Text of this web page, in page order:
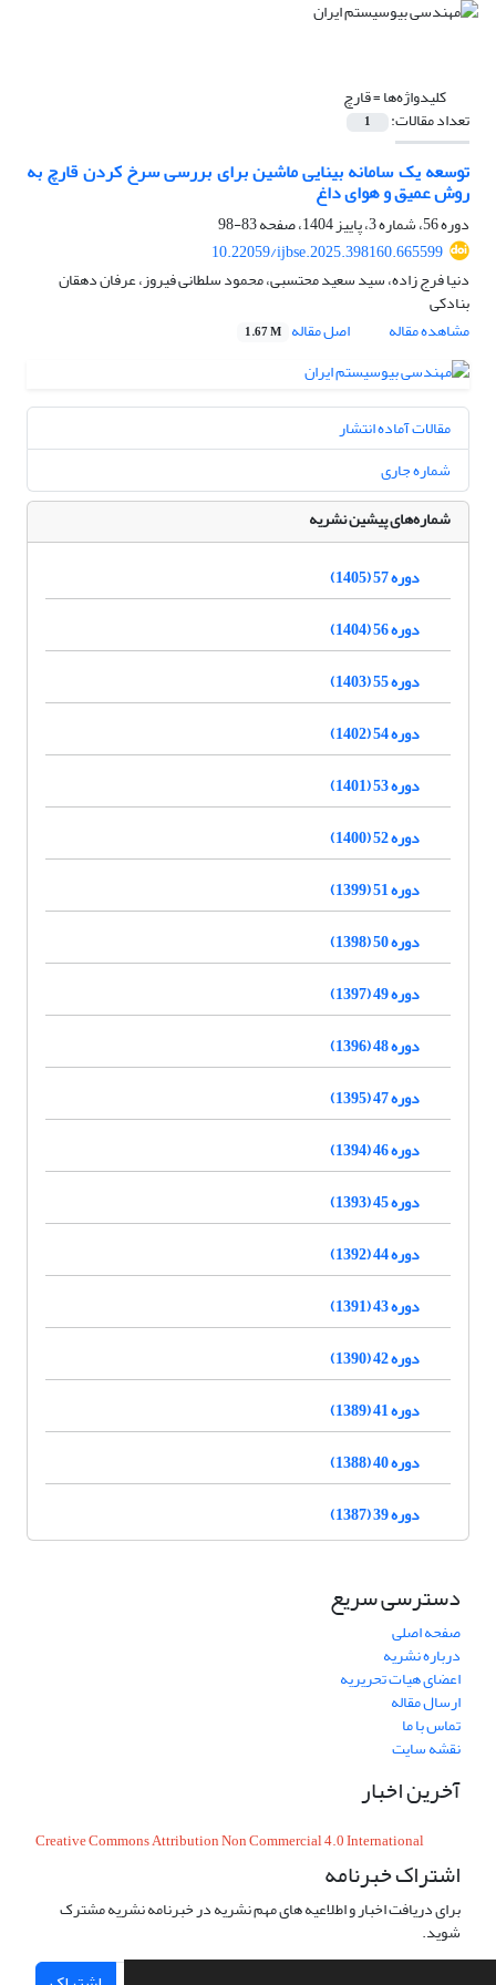
کلیدواژه‌ها =قارچ
تعداد مقالات: 1
توسعه یک سامانه بینایی ماشین برای بررسی سرخ کردن قارچ به
روش عمیق و هوای داغ
دوره 56، شماره 3، پاییز 1404، صفحه
83-98
10.22059/ijbse.2025.398160.665599
دنیا فرج زاده، سید سعید محتسبی، محمود سلطانی فیروز، عرفان دهقان
بنادکی
مشاهده مقاله
اصل مقاله 1.67 M
مقالات آماده انتشار
شماره جاری
شماره‌های پیشین نشریه
دوره 57 (1405)
دوره 56 (1404)
دوره 55 (1403)
دوره 54 (1402)
دوره 53 (1401)
دوره 52 (1400)
دوره 51 (1399)
دوره 50 (1398)
دوره 49 (1397)
دوره 48 (1396)
دوره 47 (1395)
دوره 46 (1394)
دوره 45 (1393)
دوره 44 (1392)
دوره 43 (1391)
دوره 42 (1390)
دوره 41 (1389)
دوره 40 (1388)
دوره 39 (1387)
دسترسی سریع
صفحه اصلی
درباره نشریه
اعضای هیات تحریریه
ارسال مقاله
تماس با ما
نقشه سایت
آخرین اخبار
Creative Commons Attribution Non Commercial 4.0 International
اشتراک خبرنامه
برای دریافت اخبار و اطلاعیه های مهم نشریه در خبرنامه نشریه مشترک
شوید.